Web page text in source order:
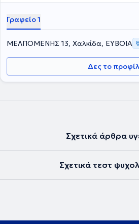
Γραφείο 1
ΜΕΛΠΟΜΕΝΗΣ 13, Χαλκίδα, ΕΥΒΟΙΑ
Δες το προφίλ
Σχετικά άρθρα
Σχετικά τεστ